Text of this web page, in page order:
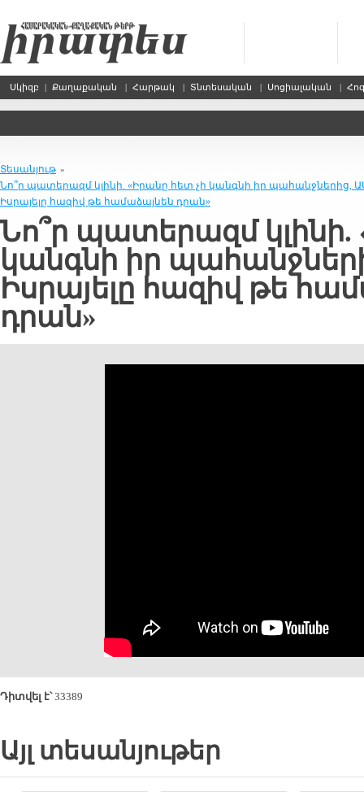
Սկիզբ | Քաղաքական | Հարթակ | Տնտեսական | Սոցիալական |
Տեսանյութ »
Նո՞ր պատերազմ կլինի. «Իրանը հետ չի կանգնի իր պահանջներից,
Իսրայելը հազիվ թե համաձայնեն դրան»
Նո՞ր պատերազմ կլինի.
կանգնի իր
Իսրայելը հազիվ թե
դրան»
Դիտվել է՝33389
Այլ տեսանյութեր